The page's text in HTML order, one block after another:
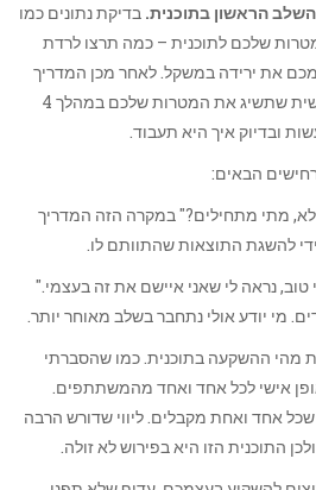
הראשון בתוכנית. בדיקת נתונים כמו
שלכם לתוכנית – כמה תרצו לרדת
את ירידה במשקל. לאחר מכן המדריך
יציג לכם תוכנית מותאמת אישית שתשיג את המטרות שלכם במהלך 4
ובדיוק איך היא תעבוד.
הבאים:
מתי מתחילים?" במקרה הזה המדריך
להשגת התוצאות שהתוותם לו.
טוב, נראה לי שאני איישם את זה בעצמי."
מי יודע אולי נתחבר בשלב מאוחר יותר.
מהי ההשקעה בתוכנית. כמו שהסברתי
אישי לכל אחד ואחד מהמשתתפים.
שכל אחד ואחת מקבלים. ליווי שדורש הרבה
התוכנית הזו היא בפירוש לא זולה.